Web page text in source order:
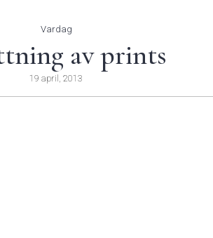
Vardag
av prints
19 april, 2013